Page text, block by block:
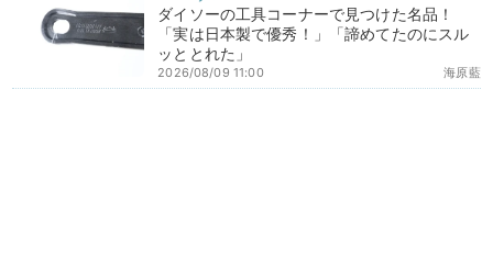
ダイソーの工具コーナーで見つけた名品！
「実は日本製で優秀！」「諦めてたのにスル
ッととれた」
海原藍
2026/08/09 11:00